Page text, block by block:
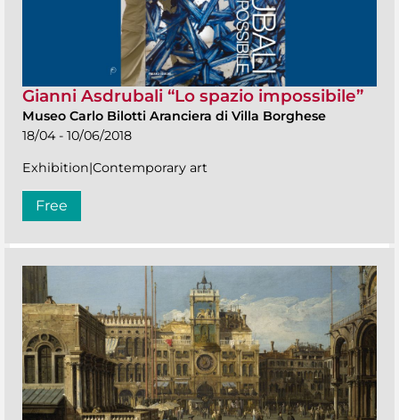
Gianni Asdrubali “Lo spazio impossibile”
Museo Carlo Bilotti Aranciera di Villa Borghese
18/04 - 10/06/2018
Exhibition|Contemporary art
Free